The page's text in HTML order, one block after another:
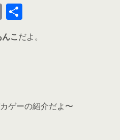
E
m
ai
有
んこだよ。
ゲーの紹介だよ〜